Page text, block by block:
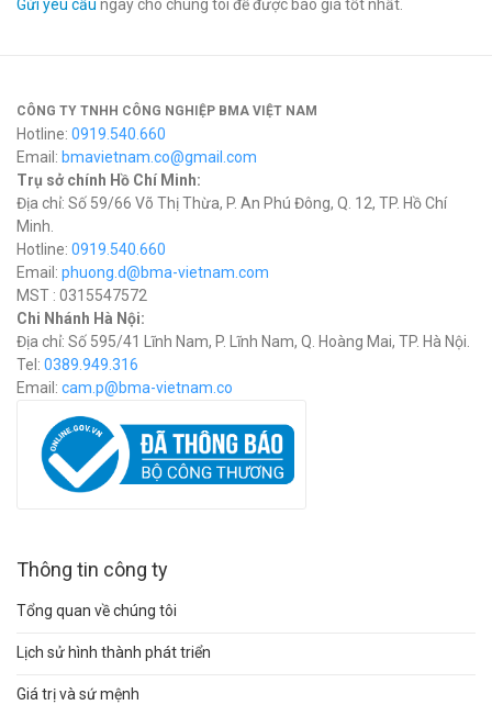
Gửi yêu cầu ngay cho chúng tôi để được báo giá tốt nhất.
CÔNG TY TNHH CÔNG NGHIỆP BMA VIỆT NAM
Hotline: 0919.540.660
Email: bmavietnam.co@gmail.com
Trụ sở chính Hồ Chí Minh:
Địa chỉ: Số 59/66 Võ Thị Thừa, P. An Phú Đông, Q. 12, TP. Hồ Chí
Minh.
Hotline: 0919.540.660
Email: phuong.d@bma-vietnam.com
MST : 0315547572
Chi Nhánh Hà Nội:
Địa chỉ: Số 595/41 Lĩnh Nam, P. Lĩnh Nam, Q. Hoàng Mai, TP. Hà Nội.
Tel: 0389.949.316
Email: cam.p@bma-vietnam.co
Thông tin công ty
Tổng quan về chúng tôi
Lịch sử hình thành phát triển
Giá trị và sứ mệnh